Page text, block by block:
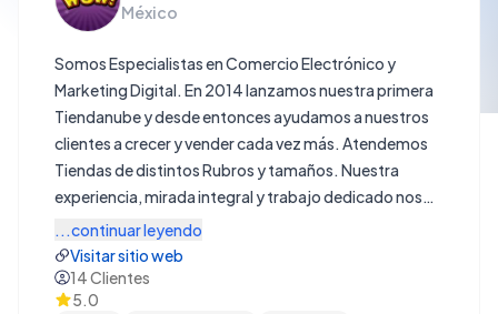
México
Somos Especialistas en Comercio Electrónico y
Marketing Digital. En 2014 lanzamos nuestra primera
Tiendanube y desde entonces ayudamos a nuestros
clientes a crecer y vender cada vez más. Atendemos
Tiendas de distintos Rubros y tamaños. Nuestra
experiencia, mirada integral y trabajo dedicado nos
diferencian. Nos apasiona lo que hacemos
¡Esperamos tu contacto! Somos WOW!
...continuar leyendo
Visitar sitio web
14Clientes
5.0